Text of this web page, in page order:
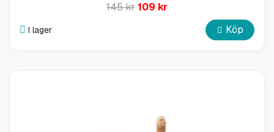
145 kr109 kr
I lager Köp